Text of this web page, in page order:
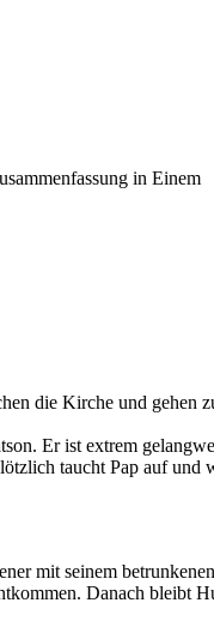
in Einem
die Kirche und gehen
Er ist extrem
taucht Pap auf und
mit seinem
Danach bleibt